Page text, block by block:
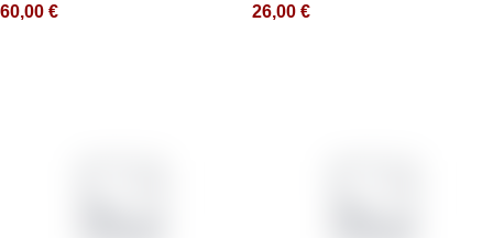
60,00 €
26,00 €